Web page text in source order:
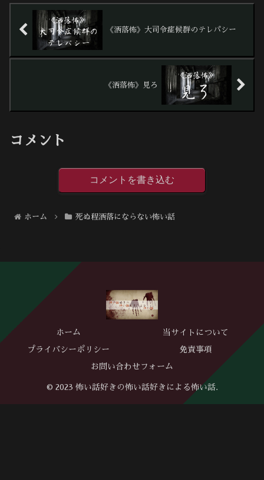
《洒落怖》大司令症候群のテレパシー
《洒落怖》見ろ
コメント
コメントを書き込む
ホーム 死ぬ程洒落にならない怖い話
ホーム 当サイトについて
プライバシーポリシー 免責事項
お問い合わせフォーム
© 2023 怖い話好きの怖い話好きによる怖い話.